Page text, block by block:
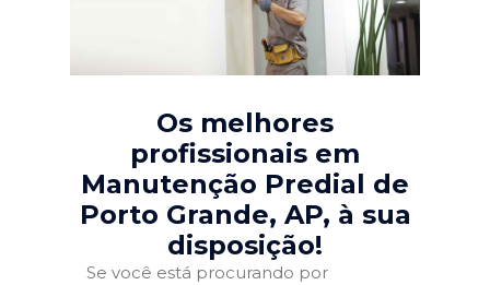
Os melhores
profissionais em
Manutenção Predial de
Porto Grande, AP, à sua
disposição!
Se você está procurando por